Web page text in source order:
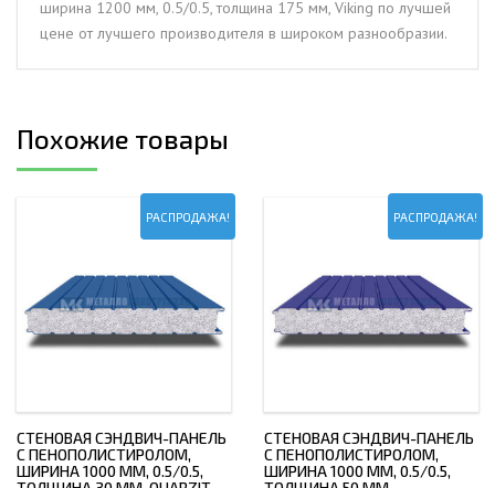
толщина
175
мм,
ширина 1200 мм, 0.5/0.5, толщина 175 мм, Viking по лучшей
цене от лучшего производителя в широком разнообразии.
Похожие товары
РАСПРОДАЖА!
СТЕНОВАЯ СЭНДВИЧ-ПАНЕЛЬ
С ПЕНОПОЛИСТИРОЛОМ,
ШИРИНА 1000 ММ, 0.5/0.5,
РАСПРОДАЖА!
СТЕНОВАЯ СЭНДВИЧ-ПАНЕЛЬ
С ПЕНОПОЛИСТИРОЛОМ,
ШИРИНА 1000 ММ, 0.5/0.5,